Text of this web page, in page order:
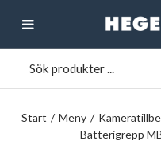
Start / Meny /
Batterigrepp